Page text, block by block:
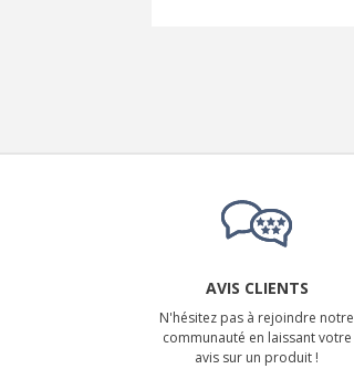
AVIS CLIENTS
N'hésitez pas à rejoindre notre
communauté en laissant votre
avis sur un produit !